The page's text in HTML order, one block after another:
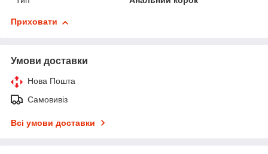
Приховати
Умови доставки
Нова Пошта
Самовивіз
Всі умови доставки